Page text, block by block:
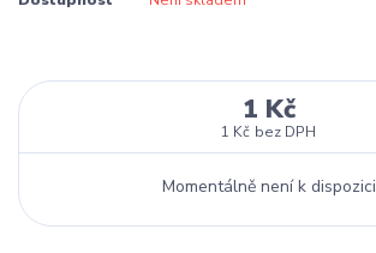
1 Kč
1 Kč bez DPH
Momentálně není k dispozici